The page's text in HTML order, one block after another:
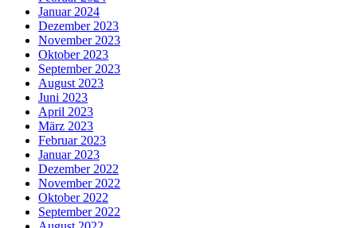
Januar 2024
Dezember 2023
November 2023
Oktober 2023
September 2023
August 2023
Juni 2023
April 2023
März 2023
Februar 2023
Januar 2023
Dezember 2022
November 2022
Oktober 2022
September 2022